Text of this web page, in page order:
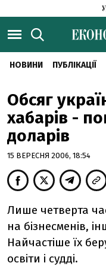
НОВИНИ ПУБЛІКАЦІЇ
Обсяг
хабарів -
доларів
15 ВЕРЕСНЯ 2006, 18:54
Лише четверта
на бізнесменів,
Найчастіше їх
освіти і судді.